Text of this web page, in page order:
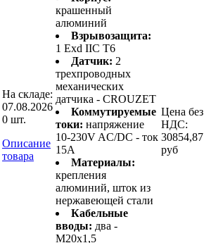
На складе:
07.08.2026
0 шт.
Описание
товара
крашенный
алюминий
Взрывозащита:
1 Exd IIC T6
Датчик: 2
трехпроводных
механических
датчика - CROUZET
Коммутируемые
токи: напряжение
10-230V AC/DC - ток
15А
Материалы:
крепления
алюминий, шток из
нержавеющей стали
Кабельные
вводы: два -
M20x1,5
Цена без
НДС:
30854,87
руб